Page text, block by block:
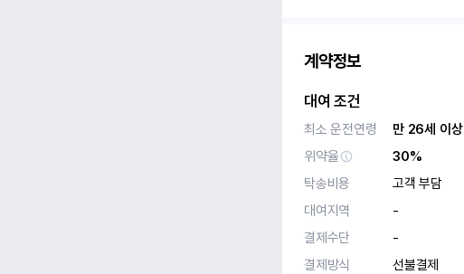
계약정보
대여 조건
최소 운전연령
만 26세 이상
위약율
30%
탁송비용
고객 부담
대여지역
-
결제수단
-
결제방식
선불결제